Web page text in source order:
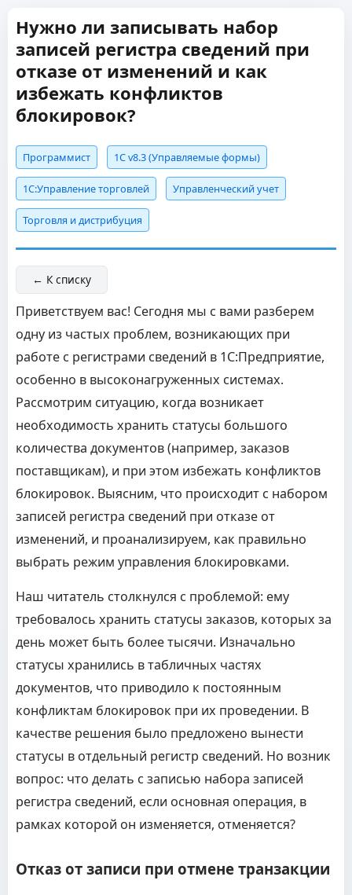
Нужно ли записывать набор
записей регистра сведений при
отказе от изменений и как
избежать конфликтов
блокировок?
Программист 1С v8.3 (Управляемые формы)
1С:Управление торговлей Управленческий учет
Торговля и дистрибуция
← К списку
Приветствуем вас! Сегодня мы с вами разберем
одну из частых проблем, возникающих при
работе с регистрами сведений в 1С:Предприятие,
особенно в высоконагруженных системах.
Рассмотрим ситуацию, когда возникает
необходимость хранить статусы большого
количества документов (например, заказов
поставщикам), и при этом избежать конфликтов
блокировок. Выясним, что происходит с набором
записей регистра сведений при отказе от
изменений, и проанализируем, как правильно
выбрать режим управления блокировками.
Наш читатель столкнулся с проблемой: ему
требовалось хранить статусы заказов, которых за
день может быть более тысячи. Изначально
статусы хранились в табличных частях
документов, что приводило к постоянным
конфликтам блокировок при их проведении. В
качестве решения было предложено вынести
статусы в отдельный регистр сведений. Но возник
вопрос: что делать с записью набора записей
регистра сведений, если основная операция, в
рамках которой он изменяется, отменяется?
Отказ от записи при отмене транзакции